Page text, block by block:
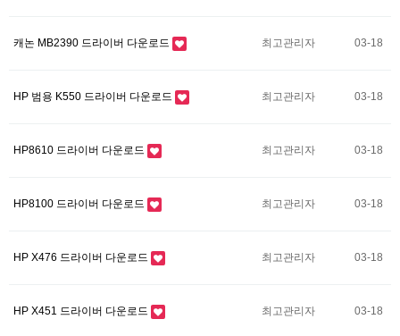
캐논 MB2390 드라이버 다운로드 최고관리자 03-18
HP 범용 K550 드라이버 다운로드 최고관리자 03-18
HP8610 드라이버 다운로드 최고관리자 03-18
HP8100 드라이버 다운로드 최고관리자 03-18
HP X476 드라이버 다운로드 최고관리자 03-18
HP X451 드라이버 다운로드 최고관리자 03-18